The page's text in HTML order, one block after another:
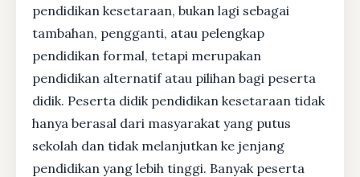
pendidikan kesetaraan, bukan lagi sebagai
tambahan, pengganti, atau pelengkap
pendidikan formal, tetapi merupakan
pendidikan alternatif atau pilihan bagi peserta
didik. Peserta didik pendidikan kesetaraan tidak
hanya berasal dari masyarakat yang putus
sekolah dan tidak melanjutkan ke jenjang
pendidikan yang lebih tinggi. Banyak peserta